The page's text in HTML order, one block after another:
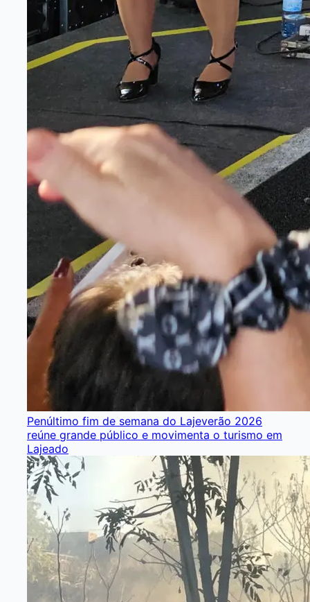
Penúltimo fim de semana do Lajeverão 2026
reúne grande público e movimenta o turismo em
Lajeado